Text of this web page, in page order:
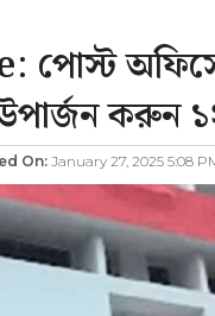
করুন
On: January 27, 2025 5:08